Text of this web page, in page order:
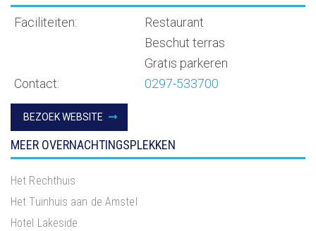
Faciliteiten:
Restaurant
Beschut terras
Gratis parkeren
Contact:
0297-533700
BEZOEK WEBSITE
MEER OVERNACHTINGSPLEKKEN
Het Rechthuis
Het Tuinhuis aan de Amstel
Hotel Lakeside